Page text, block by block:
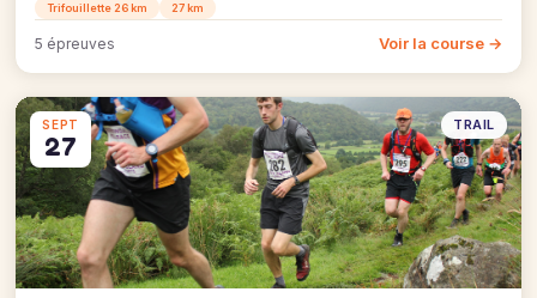
Trifouillette 26 km
27 km
5 épreuves Voir la course →
SEPT
27
TRAIL